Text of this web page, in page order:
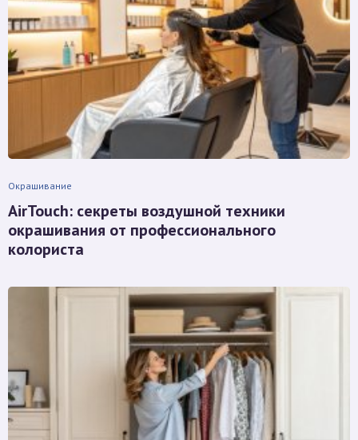
Окрашивание
AirTouch: секреты воздушной техники
окрашивания от профессионального
колориста